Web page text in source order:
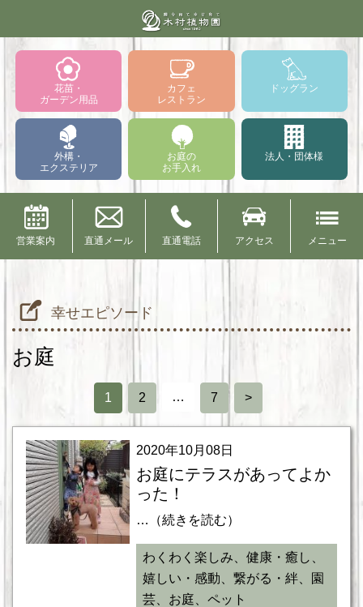
花苗・
ガーデン用品
カフェ
レストラン
ドッグラン
外構・
エクステリア
お庭の
お手入れ
法人・団体様
営業案内 直通メール 直通電話 アクセス メニュー
幸せエピソード
お庭
1 2 … 7 >
2020年10月08日
お庭にテラスがあってよか
った！
…（続きを読む）
わくわく楽しみ、健康・癒し、
嬉しい・感動、繋がる・絆、園
芸、お庭、ペット